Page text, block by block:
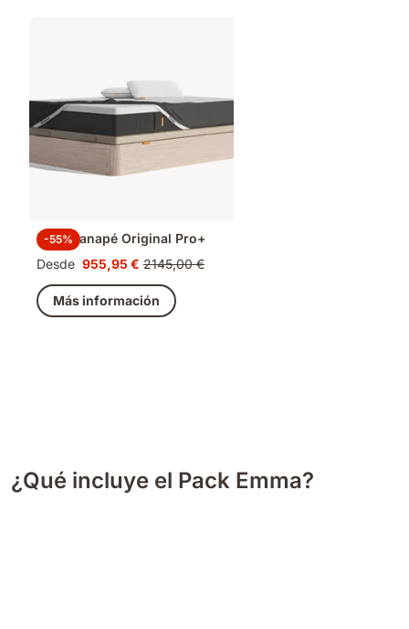
-55%
Pack Canapé Original Pro+
Desde Precio
955,95 €
955,95 € Precio
original
2145,00 €
2145,00 €
Más información
¿Qué incluye el Pack Emma?